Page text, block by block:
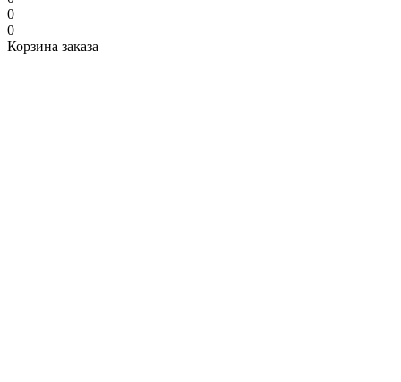
0
0
Корзина заказа